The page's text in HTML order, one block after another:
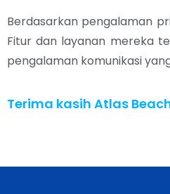
Berdasarkan pengalaman
Fitur dan layanan mereka
pengalaman komunikasi
Terima kasih Atlas